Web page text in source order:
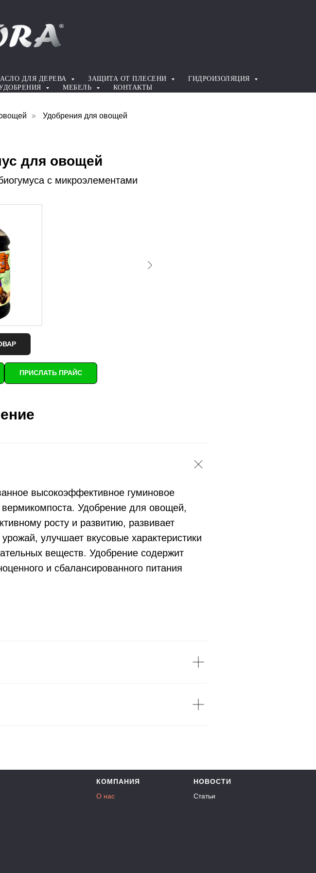
ДЛЯ ДЕРЕВА ЗАЩИТА ОТ ПЛЕСЕНИ
ГИДРОИЗОЛЯЦИЯ
МЕБЕЛЬ КОНТАКТЫ
» Удобрения для овощей
для овощей
с микроэлементами
ПРИСЛАТЬ ПРАЙС
высокоэффективное гуминовое
Удобрение для овощей,
росту и развитию, развивает
улучшает вкусовые характеристики
веществ. Удобрение содержит
и сбалансированного питания
КОМПАНИЯ
О нас
НОВОСТИ
Статьи